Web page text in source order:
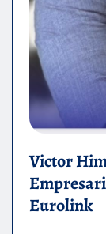
Victor
Eurolink